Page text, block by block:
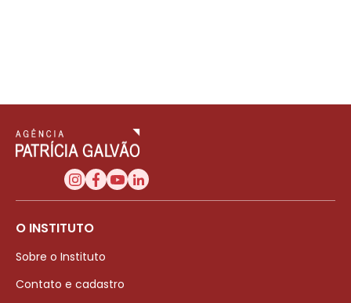
O INSTITUTO
Sobre o Instituto
Contato e cadastro